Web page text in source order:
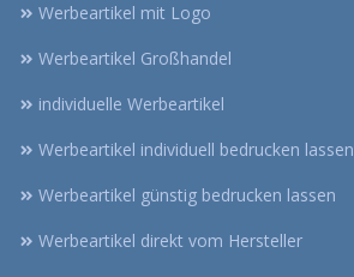
Werbeartikel mit Logo
Werbeartikel Großhandel
individuelle Werbeartikel
Werbeartikel individuell bedrucken lassen
Werbeartikel günstig bedrucken lassen
Werbeartikel direkt vom Hersteller